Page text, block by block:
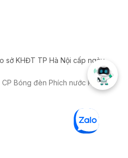
sở KHĐT TP Hà Nội cấp ngày
Bóng đèn Phích nước Rạng